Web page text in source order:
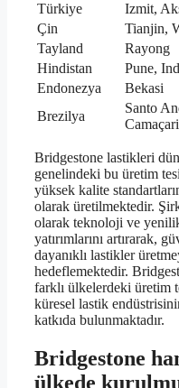
Türkiye
Izmit,
Çin
Tianjin,
Tayland
Rayong
Hindistan
Pune,
Endonezya
Bekasi
Brezilya
Santo
Camaçari
Bridgestone lastikleri
genelindeki bu üretim
yüksek kalite
olarak üretilmektedir.
olarak teknoloji ve
yatırımlarını artırarak,
dayanıklı lastikler
hedeflemektedir.
farklı ülkelerdeki üretim
küresel lastik
katkıda bulunmaktadır.
Bridgestone
ülkede